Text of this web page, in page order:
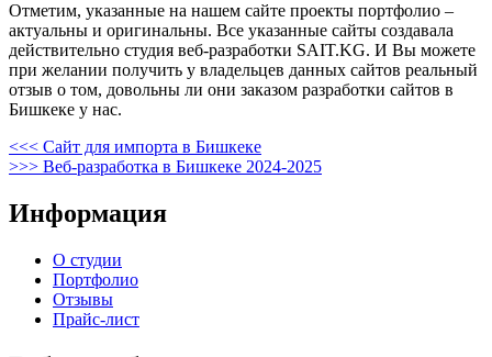
Отметим, указанные на нашем сайте проекты портфолио –
актуальны и оригинальны. Все указанные сайты создавала
действительно студия веб-разработки SAIT.KG. И Вы можете
при желании получить у владельцев данных сайтов реальный
отзыв о том, довольны ли они заказом разработки сайтов в
Бишкеке у нас.
Навигация
по
записям
Предыдущая
запись
<<< Сайт для импорта в Бишкеке
Следующая
>>> Веб-разработка в Бишкеке 2024-2025
Информация
О студии
Портфолио
Отзывы
Прайс-лист